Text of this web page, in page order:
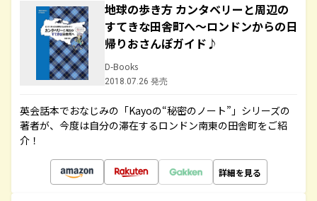
地球の歩き方 カンタベリーと周辺の
すてきな田舎町へ～ロンドンからの日
帰りおさんぽガイド♪
D-Books
2018.07.26 発売
英会話本でおなじみの「Kayoの“秘密のノート”」シリーズの
著者が、今度は自分の滞在するロンドン南東の田舎町をご紹
介！
詳細を見る